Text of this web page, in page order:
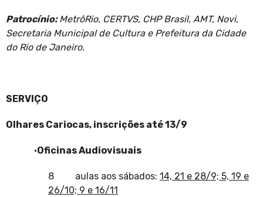
Patrocínio:MetrôRio, CERTVS, CHP Brasil, AMT, Novi,
Secretaria Municipal de Cultura e Prefeitura da Cidade
do Rio de Janeiro.
SERVIÇO
Olhares Cariocas, inscrições até 13/9
·Oficinas Audiovisuais
8 aulas aos sábados: 14, 21 e 28/9; 5, 19 e
26/10; 9 e 16/11